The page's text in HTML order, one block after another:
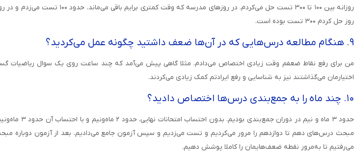
روز حل کردم ۳۰۰ تست بوده است.
۹. هنگام مطالعه درس‌هایی که در آن‌ها ضعف داشتید چگونه عمل می‌کردید؟
من برای رفع نقاط ضعفم وقت زیادی اختصاص می‌دادم. مثلا گاهی پیش می‌آمد که چند ساعت روی یک سوال ریاضیات
اختیارمان می‌گذاشتند نیز به شناسایی و رفع ایرادتم کمک زیادی می‌کردند.
۱۰. چند ماه را به جمع‌بندی درس‌ها اختصاص دادید؟
حدود ۳ ماه
مبحث درس‌های دهم تا دوازدهم را مرور می‌کردیم و تست می‌زدیم و سپس آزمون جامع می‌دادیم. بعد از آزمون دوباره
می‌رفتیم تا به‌مرور نقطه ضعف‌هایمان را کاملا پوشش دهیم.